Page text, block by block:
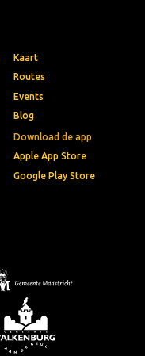
Download de app
Apple App Store
Google Play Store
Kaart
Routes
Events
Blog